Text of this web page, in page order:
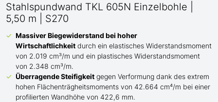
Stahlspundwand TKL 605N Einzelbohle |
5,50 m | S270
Massiver Biegewiderstand bei hoher
Wirtschaftlichkeit durch ein elastisches Widerstandsmoment
von 2.019 cm³/m und ein plastisches Widerstandsmoment
von 2.348 cm³/m.
Überragende Steifigkeit gegen Verformung dank des extrem
hohen Flächenträgheitsmoments von 42.664 cm⁴/m bei einer
profilierten Wandhöhe von 422,6 mm.